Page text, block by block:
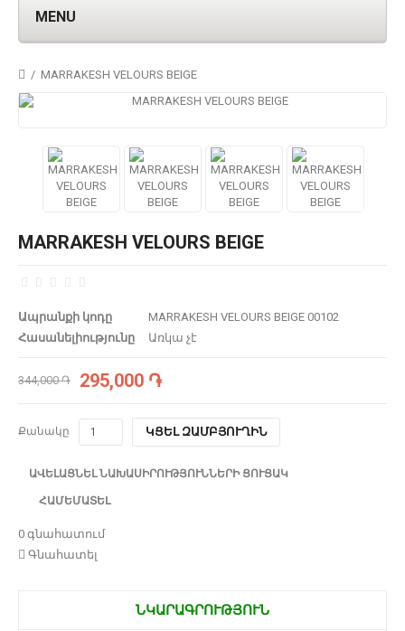
MENU
MARRAKESH VELOURS BEIGE
MARRAKESH VELOURS BEIGE
Ապրանքի կոդը
MARRAKESH VELOURS BEIGE 00102
Հասանելիությունը
Առկա չէ
344,000 ֏ 295,000 ֏
Քանակը ԿՑԵԼ ԶԱՄԲՅՈՒՂԻՆ
ԱՎԵԼԱՑՆԵԼ ՆԱԽԱՍԻՐՈՒԹՅՈՒՆՆԵՐԻ ՑՈՒՑԱԿ
ՀԱՄԵՄԱՏԵԼ
0 գնահատում
Գնահատել
ՆԿԱՐԱԳՐՈՒԹՅՈՒՆ